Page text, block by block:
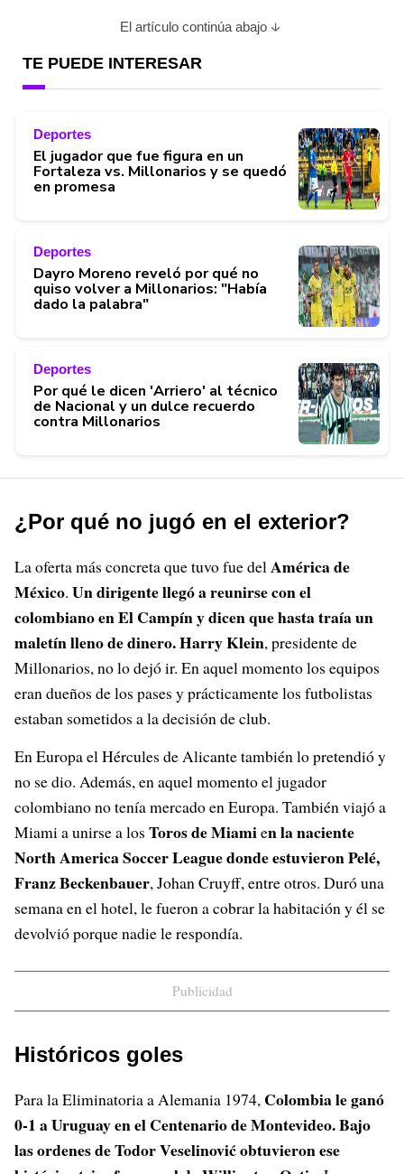
El artículo continúa abajo
TE PUEDE INTERESAR
Deportes
El jugador que fue figura en un
Fortaleza vs. Millonarios y se quedó
en promesa
Deportes
Dayro Moreno reveló por qué no
quiso volver a Millonarios: "Había
dado la palabra"
Deportes
Por qué le dicen 'Arriero' al técnico
de Nacional y un dulce recuerdo
contra Millonarios
¿Por qué no jugó en el exterior?
La oferta más concreta que tuvo fue delAmérica de
México. Un dirigente llegó a reunirse con el
colombiano en El Campín y dicen que hasta traía un
maletín lleno de dinero. Harry Klein, presidente de
Millonarios, no lo dejó ir. En aquel momento los equipos
eran dueños de los pases y prácticamente los futbolistas
estaban sometidos a la decisión de club.
En Europa el Hércules de Alicante también lo pretendió y
no se dio. Además, en aquel momento el jugador
colombiano no tenía mercado en Europa. También viajó a
Miami a unirse a los Toros de Miamien la naciente
North America Soccer League donde estuvieron Pelé,
Franz Beckenbauer, Johan Cruyff, entre otros. Duró una
semana en el hotel, le fueron a cobrar la habitación y él se
devolvió porque nadie le respondía.
Publicidad
Históricos goles
Para la Eliminatoria a Alemania 1974, Colombia le ganó
0-1 a Uruguay en el Centenario de Montevideo. Bajo
las ordenes de Todor Veselinović obtuvieron ese